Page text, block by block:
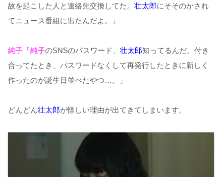
故を起こした人と連絡先交換してた。 壮太郎にそそのかされ
てニュース番組に出たんだよ。」
純子 「純子のSNSのパスワード、 壮太郎知ってるんだ。付き
合ってたとき、パスワードなくして再発行したときに新しく
作ったのが誕生日並べたやつ…。」
どんどん壮太郎が怪しい理由が出てきてしまいます。